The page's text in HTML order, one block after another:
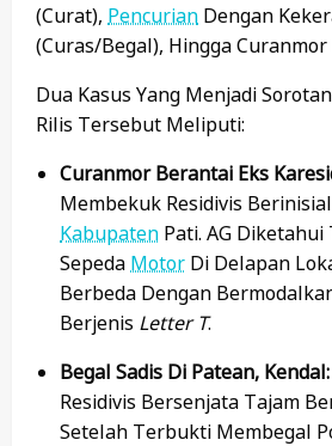
(curat), Pencurian Dengan
(curas/begal), Hingga Curanmor
Dua Kasus Yang Menjadi
Rilis Tersebut Meliputi:
Curanmor Berantai Eks
Membekuk Residivis Berinisial
Kabupaten Pati. AG
Sepeda Motor Di Delapan
Berbeda Dengan
Berjenis Letter T.
Begal Sadis Di Patean, Kendal:
Residivis Bersenjata Tajam
Setelah Terbukti Membegal